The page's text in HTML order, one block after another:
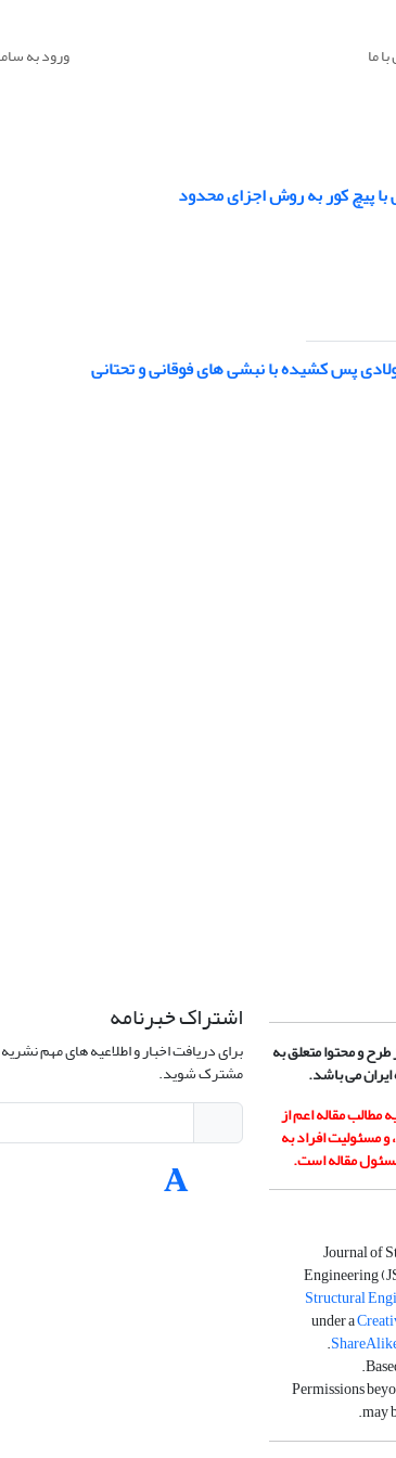
ما ورود به
پیچ کور به روش اجزای محدود
پس کشیده با نبشی های فوقانی و تحتانی
و محتوا متعلق به
می باشد.
مقاله اعم از
مسئولیت افراد به
مقاله است.
Journal of
Engineering
Structural
under a
.
.
Permissions
may
.
اشتراک خبرنامه
برای دریافت اخبار و اطلاعیه های مهم
مشترک شوید.